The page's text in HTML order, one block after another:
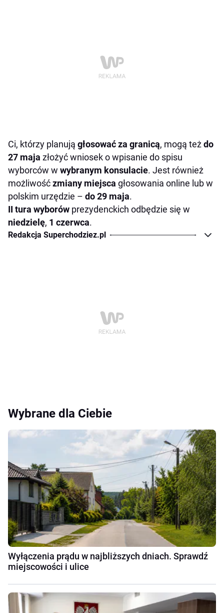
Ci, którzy planują głosować za granicą, mogą teżdo
27 maja złożyć wniosek o wpisanie do spisu
wyborców w wybranym konsulacie. Jest również
możliwośćzmiany miejsca głosowania online lub w
polskim urzędzie – do 29 maja.
II tura wyborów prezydenckich odbędzie się w
niedzielę, 1 czerwca.
Redakcja Superchodziez.pl
Wybrane dla Ciebie
Wyłączenia prądu w najbliższych dniach. Sprawdź
miejscowości i ulice